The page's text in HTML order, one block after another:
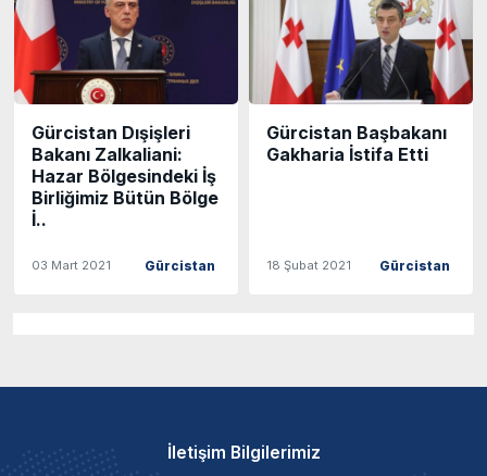
Gürcistan Dışişleri
Bakanı Zalkaliani:
Hazar Bölgesindeki İş
Birliğimiz Bütün Bölge
İ..
03 Mart 2021 Gürcistan
Gürcistan Başbakanı
Gakharia İstifa Etti
18 Şubat 2021 Gürcistan
İletişim Bilgilerimiz